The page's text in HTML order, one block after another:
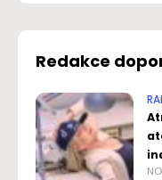
Redakce